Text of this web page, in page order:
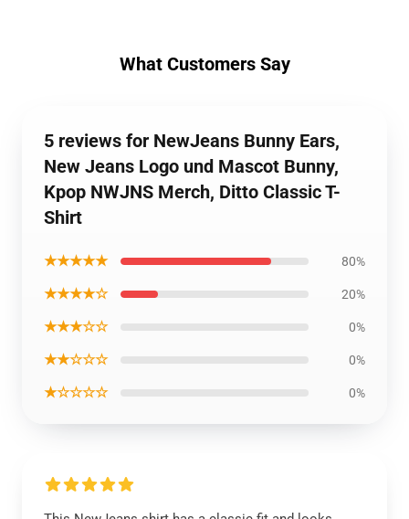
What Customers Say
5 reviews for NewJeans Bunny Ears,
New Jeans Logo und Mascot Bunny,
Kpop NWJNS Merch, Ditto Classic T-
Shirt
★★★★★ 80%
★★★★☆ 20%
★★★☆☆ 0%
★★☆☆☆ 0%
★☆☆☆☆ 0%